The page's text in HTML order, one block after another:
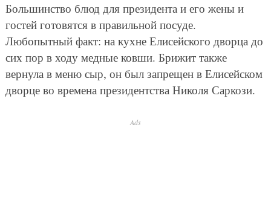
Большинство блюд для президента и его жены и
гостей готовятся в правильной посуде.
Любопытный факт: на кухне Елисейского дворца до
сих пор в ходу медные ковши. Брижит также
вернула в меню сыр, он был запрещен в Елисейском
дворце во времена президентства Николя Саркози.
Ads